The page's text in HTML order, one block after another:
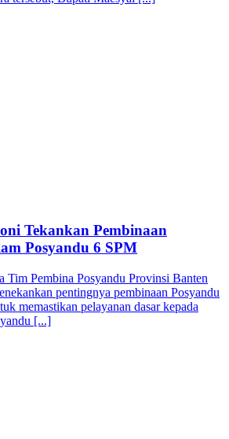
Tekankan Pembinaan
Posyandu 6 SPM
Tim Pembina Posyandu Provinsi Banten
pentingnya pembinaan Posyandu
memastikan pelayanan dasar kepada
[...]